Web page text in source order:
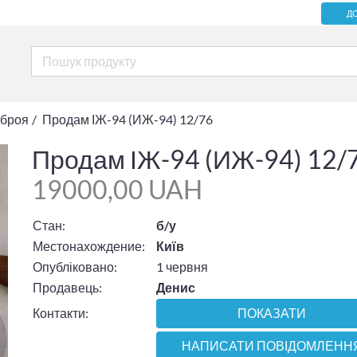
Продам ІЖ-94 (ИЖ-94) 12/76
Продам ІЖ-94 (ИЖ-94) 12/
19000,00 UAH
Стан:
б/у
Местонахождение:
Київ
Опубліковано:
1 червня
Продавець:
Денис
Контакти:
ПОКАЗАТИ
НАПИСАТИ